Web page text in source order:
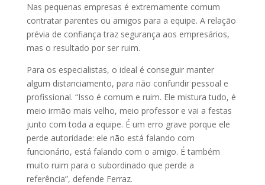
Nas pequenas empresas é extremamente comum
contratar parentes ou amigos para a equipe. A relação
prévia de confiança traz segurança aos empresários,
mas o resultado por ser ruim.
Para os especialistas, o ideal é conseguir manter
algum distanciamento, para não confundir pessoal e
profissional. “Isso é comum e ruim. Ele mistura tudo, é
meio irmão mais velho, meio professor e vai a festas
junto com toda a equipe. É um erro grave porque ele
perde autoridade: ele não está falando com
funcionário, está falando com o amigo. É também
muito ruim para o subordinado que perde a
referência”, defende Ferraz.